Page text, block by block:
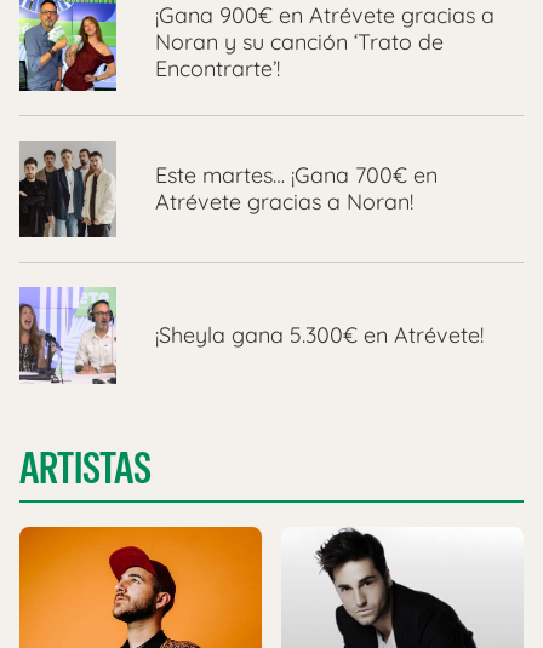
¡Gana 900€ en Atrévete gracias a
Noran y su canción ‘Trato de
Encontrarte’!
Este martes… ¡Gana 700€ en
Atrévete gracias a Noran!
¡Sheyla gana 5.300€ en Atrévete!
ARTISTAS